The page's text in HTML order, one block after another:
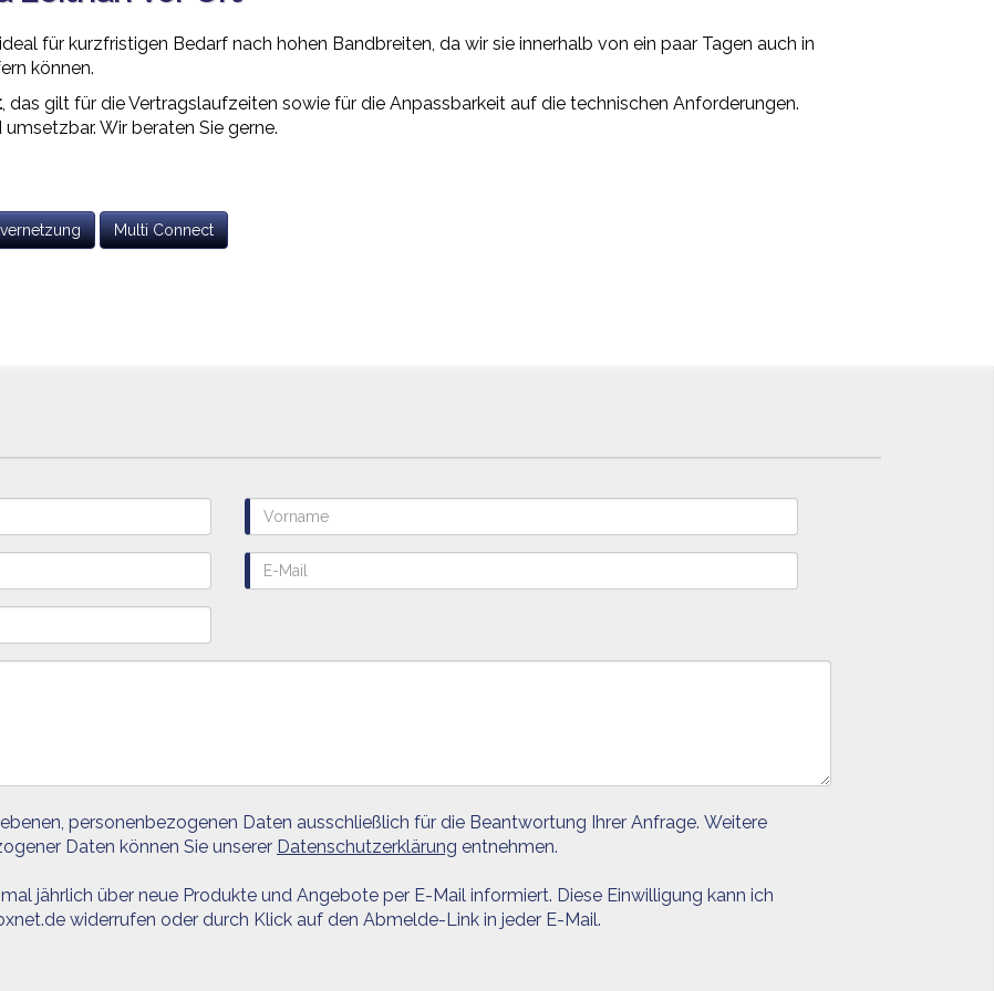
für kurzfristigen Bedarf nach hohen Bandbreiten, da wir sie innerhalb von ein paar Tagen auch in
können.
, das gilt für die Vertragslaufzeiten sowie für die Anpassbarkeit auf die technischen Anforderungen.
Wir beraten Sie gerne.
Multi Connect
personenbezogenen Daten ausschließlich für die Beantwortung Ihrer Anfrage. Weitere
Daten können Sie unserer Datenschutzerklärung entnehmen.
jährlich über neue Produkte und Angebote per E-Mail informiert. Diese Einwilligung kann ich
widerrufen oder durch Klick auf den Abmelde-Link in jeder E-Mail.